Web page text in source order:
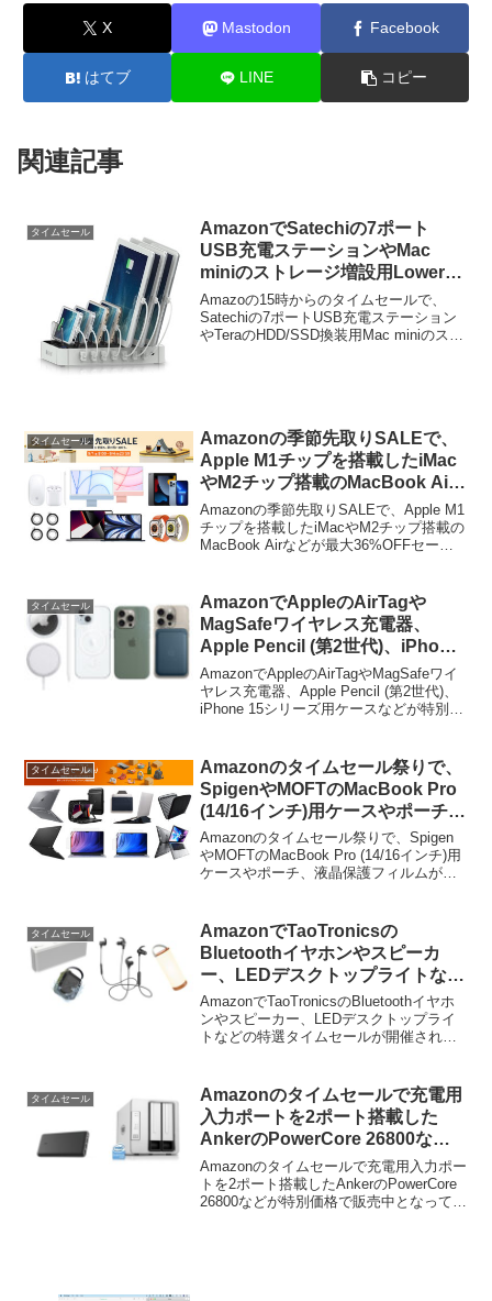
X Mastodon Facebook
はてブ LINE コピー
関連記事
タイムセール
AmazonでSatechiの7ポート
USB充電ステーションやMac
miniのストレージ増設用Lowerケ
ーブルなどがタイムセール中。
Amazoの15時からのタイムセールで、
Satechiの7ポートUSB充電ステーション
やTeraのHDD/SSD換装用Mac miniのスト
タイムセール
Amazonの季節先取りSALEで、
Apple M1チップを搭載したiMac
やM2チップ搭載のMacBook Air
などが最大36%OFFとなるApple
製品がお買い得セールが開催中。
Amazonの季節先取りSALEで、Apple M1
チップを搭載したiMacやM2チップ搭載の
MacBook Airなどが最大36%OFFセール
タイムセール
AmazonでAppleのAirTagや
MagSafeワイヤレス充電器、
Apple Pencil (第2世代)、iPhone
15シリーズ用ケースなどが特別価
格で販売中。
AmazonでAppleのAirTagやMagSafeワイ
ヤレス充電器、Apple Pencil (第2世代)、
iPhone 15シリーズ用ケースなどが特別価
タイムセール
Amazonのタイムセール祭りで、
SpigenやMOFTのMacBook Pro
(14/16インチ)用ケースやポーチ、
液晶保護フィルムがセール中。
Amazonのタイムセール祭りで、Spigen
やMOFTのMacBook Pro (14/16インチ)用
ケースやポーチ、液晶保護フィルムがセ
タイムセール
AmazonでTaoTronicsの
Bluetoothイヤホンやスピーカ
ー、LEDデスクトップライトなど
が特選タイムセール中。
AmazonでTaoTronicsのBluetoothイヤホ
ンやスピーカー、LEDデスクトップライ
トなどの特選タイムセールが開催されて
カー、LE...
タイムセール
Amazonのタイムセールで充電用
入力ポートを2ポート搭載した
AnkerのPowerCore 26800など
が特別価格で販売中。
Amazonのタイムセールで充電用入力ポー
トを2ポート搭載したAnkerのPowerCore
26800などが特別価格で販売中となってい